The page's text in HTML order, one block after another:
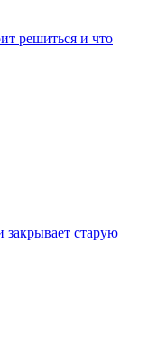
решиться и что
старую